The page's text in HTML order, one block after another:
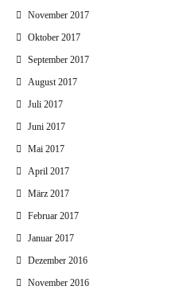
November 2017
Oktober 2017
September 2017
August 2017
Juli 2017
Juni 2017
Mai 2017
April 2017
März 2017
Februar 2017
Januar 2017
Dezember 2016
November 2016